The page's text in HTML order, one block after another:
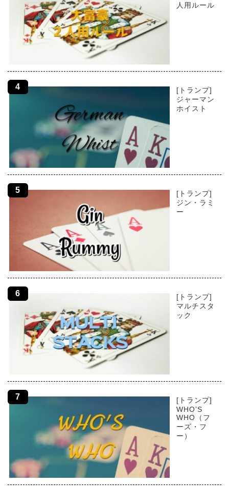
人用ルール
[トランプ]
ジャーマン
ホイスト
[トランプ]
ジン・ラミ
ー
[トランプ]
マルチスタ
ック
[トランプ]
WHO’S
WHO（フ
ーズ・フ
ー）